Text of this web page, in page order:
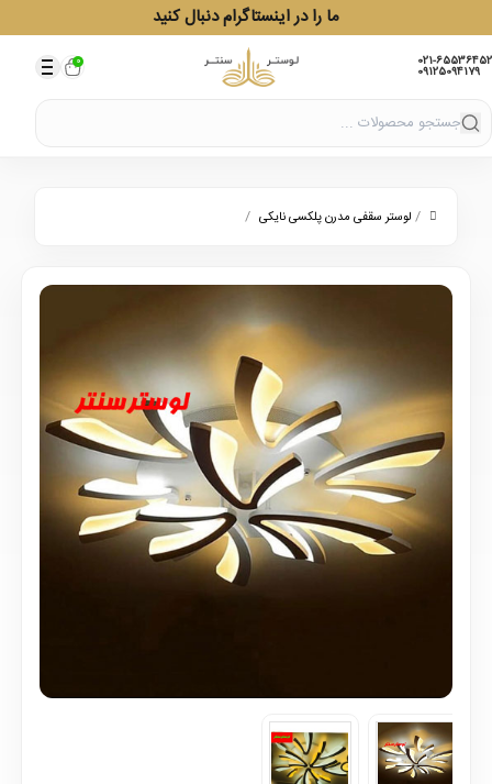
ما را در اینستاگرام دنبال کنید
021-65536452
09125094179
0
/ لوستر سقفی مدرن پلکسی نایکی /